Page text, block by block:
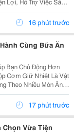
Một Cách Gọn Gàng,
Chọn Hộp16 phút trước
Cùng Bữa Ăn
Bạn Chủ Động Hơn
Cơm Giữ Nhiệt Là Vật
Theo Nhiều Món Ăn,
Học, Văn Phòng
17 phút trước
Vừa Tiện